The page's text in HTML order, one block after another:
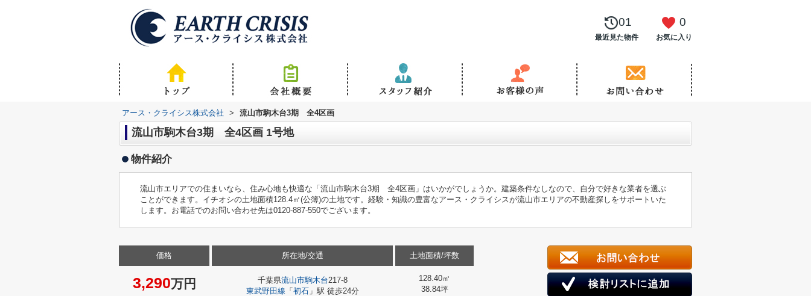
01
最近見た物件
0
お気に入り
アース・クライシス株式会社 > 流山市駒木台3期 全4区画
流山市駒木台3期 全4区画 1号地
物件紹介
流山市エリアでの住まいなら、住み心地も快適な「流山市駒木台3期 全4区画」はいかがでしょうか。建築条件なしなので、自分で好きな業者を選ぶ
ことができます。イチオシの土地面積128.4㎡(公簿)の土地です。経験・知識の豊富なアース・クライシスが流山市エリアの不動産探しをサポートいた
します。お電話でのお問い合わせ先は0120-887-550でございます。
価格
3,290万円
所在地/交通
千葉県流山市駒木台217-8
東武野田線 「 初石」駅 徒歩24分
土地面積/坪数
128.40㎡
38.84坪